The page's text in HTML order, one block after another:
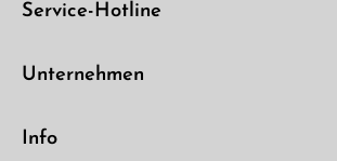
Service-Hotline
Unternehmen
Info